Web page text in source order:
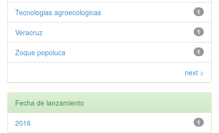
1
Tecnologias agroecologicas
1
Veracruz
1
Zoque popoluca
next >
Fecha de lanzamiento
1
2016